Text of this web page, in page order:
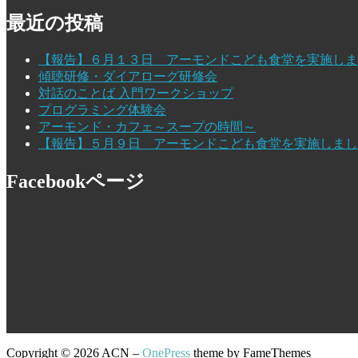
最近の投稿
【報告】６月１３日 アーモンドこども食堂を実施し
傾聴研修・ダイアローグ研修会
対話のことば 入門ワークショップ
プログラミング体験会
アーモンド・カフェ～スープの時間～
【報告】５月９日 アーモンドこども食堂を実施しま
Facebookページ
Copyright © 2026 ACN – OnePress theme by FameThemes